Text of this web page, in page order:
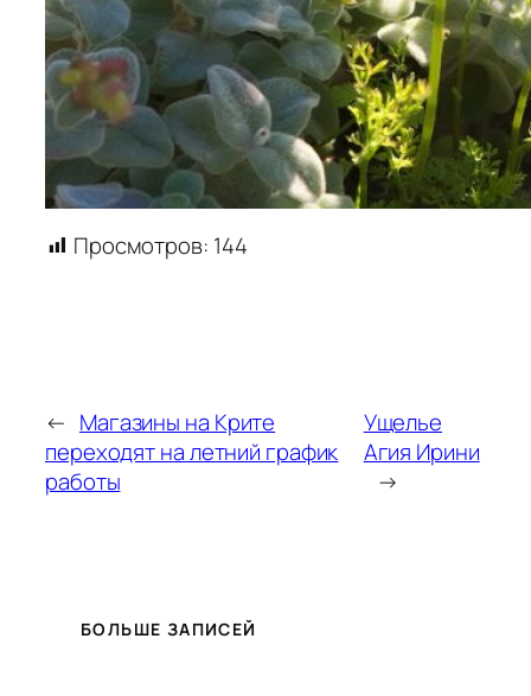
Просмотров: 144
← Магазины на Крите
переходят на летний график
работы
Ущелье
Агия Ирини
→
БОЛЬШЕ ЗАПИСЕЙ